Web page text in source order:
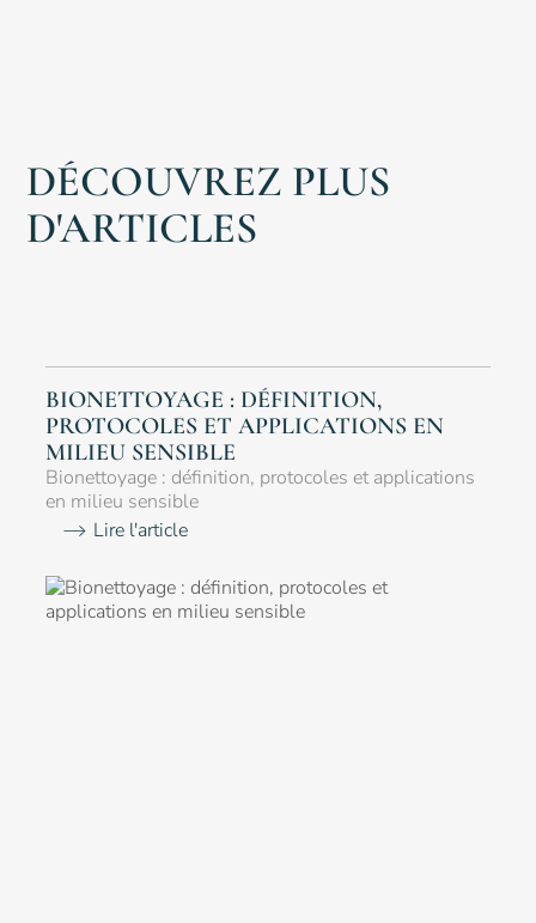
DÉCOUVREZ PLUS
D'ARTICLES
BIONETTOYAGE : DÉFINITION,
PROTOCOLES ET APPLICATIONS EN
MILIEU SENSIBLE
Bionettoyage : définition, protocoles et applications
en milieu sensible
Lire l'article